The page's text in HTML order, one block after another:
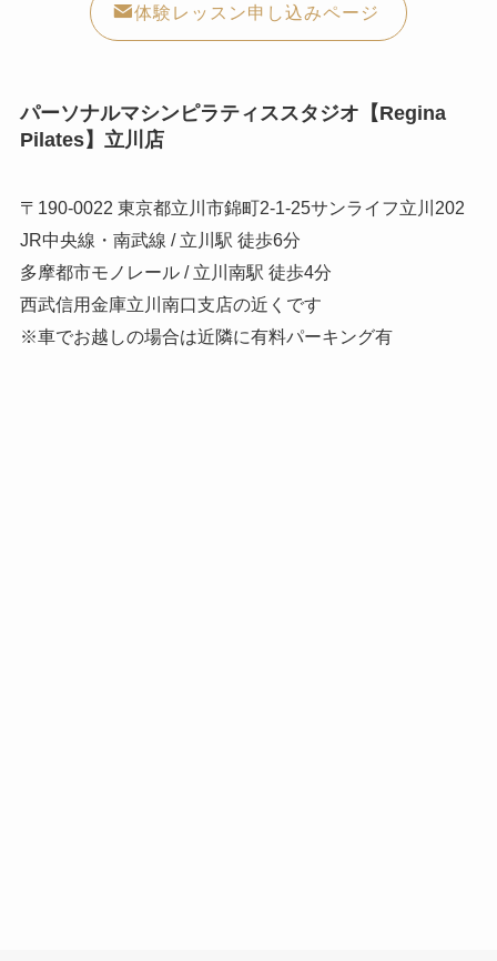
体験レッスン申し込みページ
パーソナルマシンピラティススタジオ【Regina
Pilates】立川店
〒190-0022 東京都立川市錦町2-1-25サンライフ立川202
JR中央線・南武線 / 立川駅 徒歩6分
多摩都市モノレール / 立川南駅 徒歩4分
西武信用金庫立川南口支店の近くです
※車でお越しの場合は近隣に有料パーキング有